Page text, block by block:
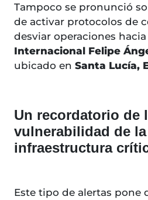
Tampoco se pronunció
de activar protocolos de
desviar operaciones hacia
Internacional Felipe
ubicado en Santa Lucía,
Un recordatorio de
vulnerabilidad de la
infraestructura
Este tipo de alertas pone